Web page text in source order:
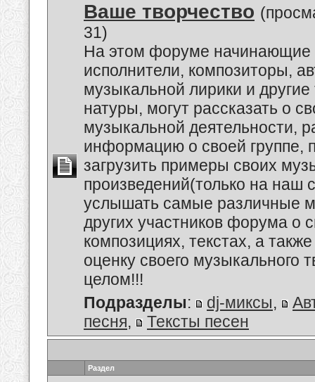
Ваше творчество
31)
На этом форуме начинающие
исполнители, композиторы,
музыкальной лирики и другие
натуры, могут рассказать о
музыкальной деятельности,
информацию о своей группе,
загрузить примеры своих
произведений(только на наш
услышать самые различные
других участников форума о
композициях, текстах, а
оценку своего музыкального
целом!!!
Подразделы: dj-миксы,
песня, Тексты песен
Раздел